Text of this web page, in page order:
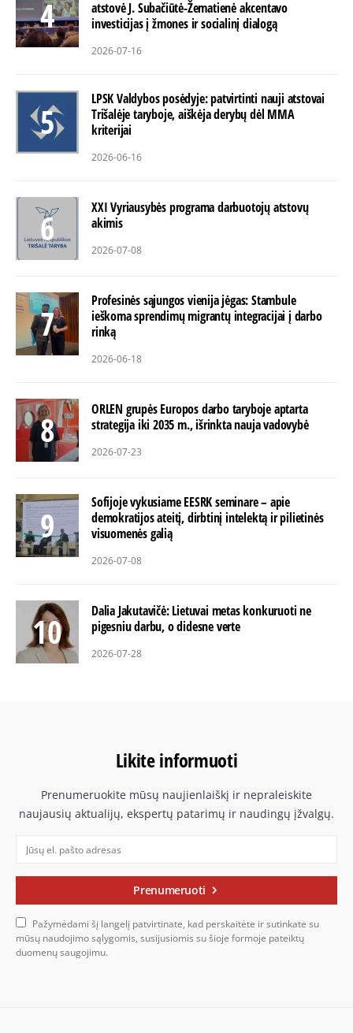
atstovė J. Subačiūtė-Žematienė akcentavo
investicijas į žmones ir socialinį dialogą
2026-07-16
LPSK Valdybos posėdyje: patvirtinti nauji atstovai
Trišalėje taryboje, aiškėja derybų dėl MMA
kriterijai
2026-06-16
XXI Vyriausybės programa darbuotojų atstovų
akimis
2026-07-08
Profesinės sąjungos vienija jėgas: Stambule
ieškoma sprendimų migrantų integracijai į darbo
rinką
2026-06-18
ORLEN grupės Europos darbo taryboje aptarta
strategija iki 2035 m., išrinkta nauja vadovybė
2026-07-23
Sofijoje vykusiame EESRK seminare – apie
demokratijos ateitį, dirbtinį intelektą ir pilietinės
visuomenės galią
2026-07-08
Dalia Jakutavičė: Lietuvai metas konkuruoti ne
pigesniu darbu, o didesne verte
2026-07-28
Likite informuoti
Prenumeruokite mūsų naujienlaiškį ir nepraleiskite
naujausių aktualijų, ekspertų patarimų ir naudingų įžvalgų.
Prenumeruoti
Pažymėdami šį langelį patvirtinate, kad perskaitėte ir sutinkate su
mūsų naudojimo sąlygomis, susijusiomis su šioje formoje pateiktų
duomenų saugojimu.